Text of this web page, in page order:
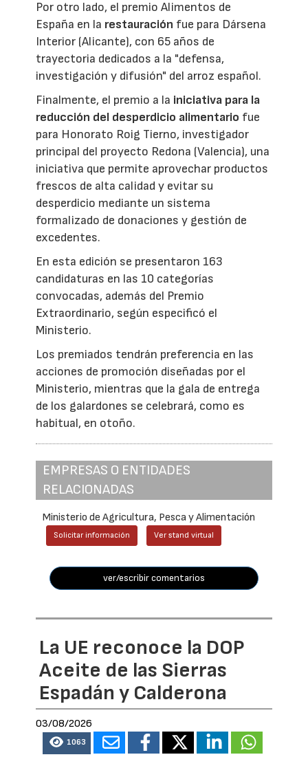
Por otro lado, el premio Alimentos de
España en la restauración fue para Dársena
Interior (Alicante), con 65 años de
trayectoria dedicados a la "defensa,
investigación y difusión" del arroz español.
Finalmente, el premio a la iniciativa para la
reducción del desperdicio alimentario fue
para Honorato Roig Tierno, investigador
principal del proyecto Redona (Valencia), una
iniciativa que permite aprovechar productos
frescos de alta calidad y evitar su
desperdicio mediante un sistema
formalizado de donaciones y gestión de
excedentes.
En esta edición se presentaron 163
candidaturas en las 10 categorías
convocadas, además del Premio
Extraordinario, según especificó el
Ministerio.
Los premiados tendrán preferencia en las
acciones de promoción diseñadas por el
Ministerio, mientras que la gala de entrega
de los galardones se celebrará, como es
habitual, en otoño.
EMPRESAS O ENTIDADES
RELACIONADAS
Ministerio de Agricultura, Pesca y Alimentación
Solicitar información Ver stand virtual
ver/escribir comentarios
La UE reconoce la DOP
Aceite de las Sierras
Espadán y Calderona
03/08/2026
1063